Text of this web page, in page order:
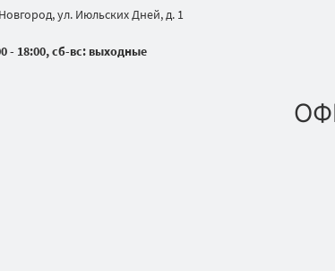
ул. Июльских Дней, д. 1
- 18:00, сб-вс: выходные